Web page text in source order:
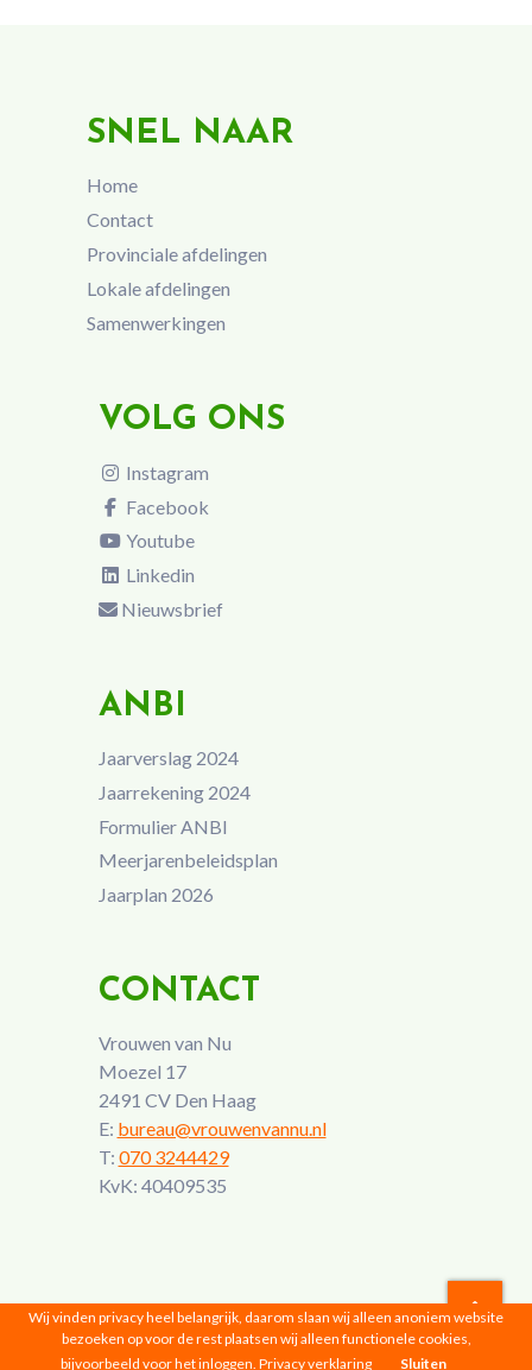
SNEL NAAR
Home
Contact
Provinciale afdelingen
Lokale afdelingen
Samenwerkingen
VOLG ONS
Instagram
Facebook
Youtube
Linkedin
Nieuwsbrief
ANBI
Jaarverslag 2024
Jaarrekening 2024
Formulier ANBI
Meerjarenbeleidsplan
Jaarplan 2026
CONTACT
Vrouwen van Nu
Moezel 17
2491 CV Den Haag
E: bureau@vrouwenvannu.nl
T: 070 3244429
KvK: 40409535
Vrouwen van Nu © 2026 |Privacyverklaring
Wij vinden privacy heel belangrijk, daarom slaan wij alleen anoniem website
bezoeken op voor de rest plaatsen wij alleen functionele cookies,
bijvoorbeeld voor het inloggen. Privacy verklaring Sluiten